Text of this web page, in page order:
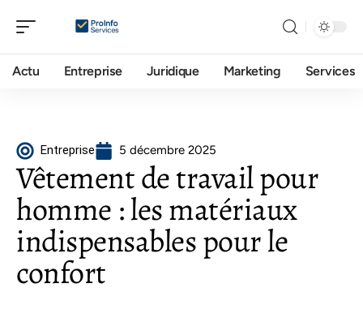
Actu Entreprise Juridique Marketing Services
Entreprise 5 décembre 2025
Vêtement de travail pour
homme : les matériaux
indispensables pour le
confort